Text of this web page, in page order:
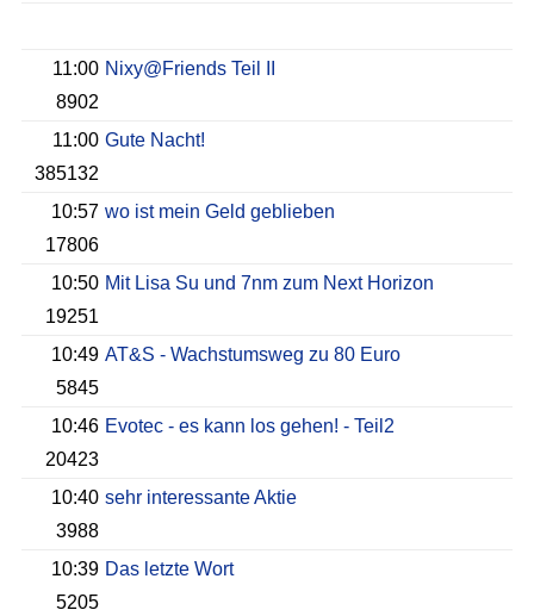
11:00
8902
Nixy@Friends Teil II
11:00
385132
Gute Nacht!
10:57
17806
wo ist mein Geld geblieben
10:50
19251
Mit Lisa Su und 7nm zum Next Horizon
10:49
5845
AT&S - Wachstumsweg zu 80 Euro
10:46
20423
Evotec - es kann los gehen! - Teil2
10:40
3988
sehr interessante Aktie
10:39
5205
Das letzte Wort